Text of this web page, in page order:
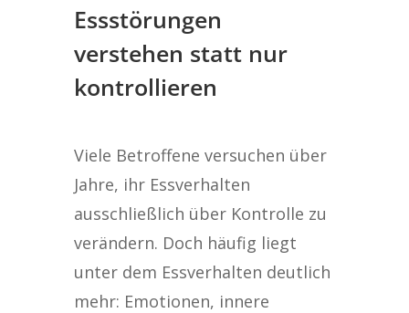
Essstörungen
verstehen statt nur
kontrollieren
Viele Betroffene versuchen über
Jahre, ihr Essverhalten
ausschließlich über Kontrolle zu
verändern. Doch häufig liegt
unter dem Essverhalten deutlich
mehr: Emotionen, innere